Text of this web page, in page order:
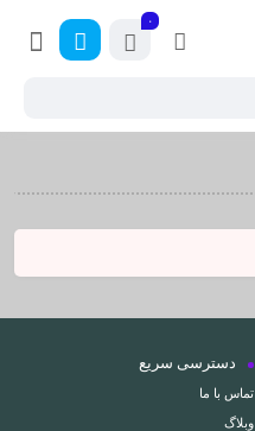
۰
دسترسی سریع
تماس با ما
وبلاگ